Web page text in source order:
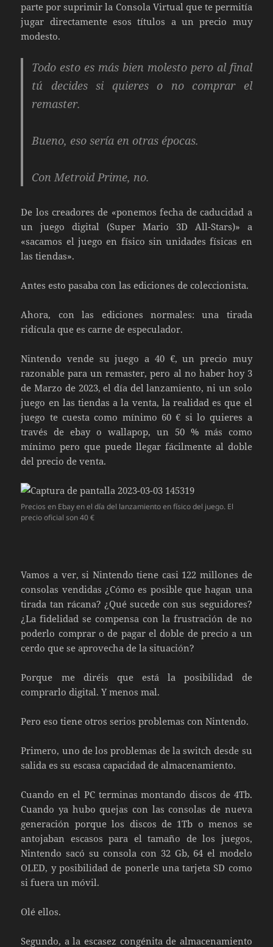
parte por suprimir la Consola Virtual que te permitía
jugar directamente esos títulos a un precio muy
modesto.
Todo esto es más bien molesto pero al final
tú decides si quieres o no comprar el
remaster.
Bueno, eso sería en otras épocas.
Con Metroid Prime, no.
De los creadores de «ponemos fecha de caducidad a
un juego digital (Super Mario 3D All-Stars)» a
«sacamos el juego en físico sin unidades físicas en
las tiendas».
Antes esto pasaba con las ediciones de coleccionista.
Ahora, con las ediciones normales: una tirada
ridícula que es carne de especulador.
Nintendo vende su juego a 40 €, un precio muy
razonable para un remaster, pero al no haber hoy 3
de Marzo de 2023, el día del lanzamiento, ni un solo
juego en las tiendas a la venta, la realidad es que el
juego te cuesta como mínimo 60 € si lo quieres a
través de ebay o wallapop, un 50 % más como
mínimo pero que puede llegar fácilmente al doble
del precio de venta.
Precios en Ebay en el día del lanzamiento en físico del juego. El
precio oficial son 40 €
Vamos a ver, si Nintendo tiene casi 122 millones de
consolas vendidas ¿Cómo es posible que hagan una
tirada tan rácana? ¿Qué sucede con sus seguidores?
¿La fidelidad se compensa con la frustración de no
poderlo comprar o de pagar el doble de precio a un
cerdo que se aprovecha de la situación?
Porque me diréis que está la posibilidad de
comprarlo digital. Y menos mal.
Pero eso tiene otros serios problemas con Nintendo.
Primero, uno de los problemas de la switch desde su
salida es su escasa capacidad de almacenamiento.
Cuando en el PC terminas montando discos de 4Tb.
Cuando ya hubo quejas con las consolas de nueva
generación porque los discos de 1Tb o menos se
antojaban escasos para el tamaño de los juegos,
Nintendo sacó su consola con 32 Gb, 64 el modelo
OLED, y posibilidad de ponerle una tarjeta SD como
si fuera un móvil.
Olé ellos.
Segundo, a la escasez congénita de almacenamiento